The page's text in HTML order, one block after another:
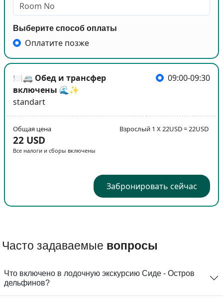
Выберите способ оплаты
Оплатите позже
🍽️🚐 Обед и трансфер
включены 🌊✨
standart
09:00-09:30
Общая цена
22 USD
Все налоги и сборы включены
Взрослый 1 X 22USD = 22USD
Забронировать сейчас
Часто задаваемые вопросы
Что включено в лодочную экскурсию Сиде - Остров
дельфинов?